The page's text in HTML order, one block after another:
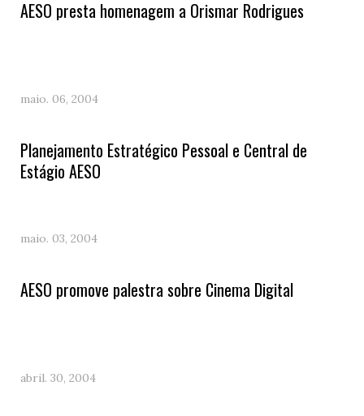
AESO presta homenagem a Orismar Rodrigues
maio. 06, 2004
Planejamento Estratégico Pessoal e Central de
Estágio AESO
maio. 03, 2004
AESO promove palestra sobre Cinema Digital
abril. 30, 2004